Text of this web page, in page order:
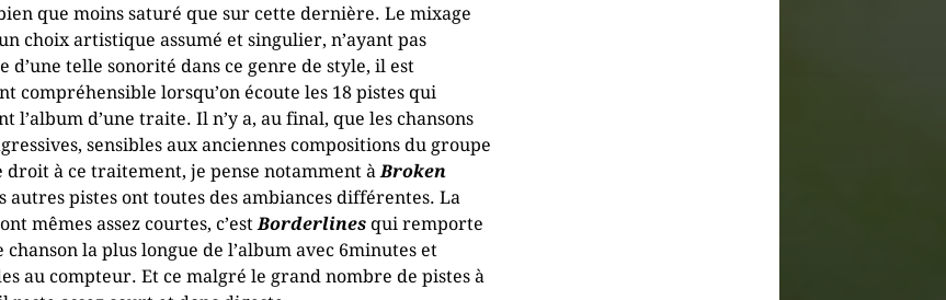
que moins saturé que sur cette dernière. Le mixage
choix artistique assumé et singulier, n’ayant pas
d’une telle sonorité dans ce genre de style, il est
compréhensible lorsqu’on écoute les 18 pistes qui
l’album d’une traite. Il n’y a, au final, que les chansons
sensibles aux anciennes compositions du groupe
droit à ce traitement, je pense notamment àBroken
autres pistes ont toutes des ambiances différentes. La
mêmes assez courtes, c’estBorderlines qui remporte
la plus longue de l’album avec 6minutes et
au compteur. Et ce malgré le grand nombre de pistes à